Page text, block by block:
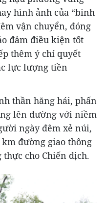
hình ảnh của “binh
vận chuyển, đóng
đảm điều kiện tốt
thêm ý chí quyết
lực lượng tiền
thần hăng hái, phấn
lên đường với niềm
ngày đêm xẻ núi,
đường giao thông
cho Chiến dịch.